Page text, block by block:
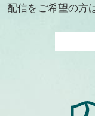
配信をご希望の方